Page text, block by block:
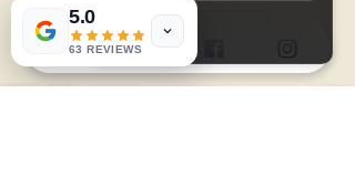
Laisser un avis
5.0
63 REVIEWS
Installed Apps:
• Aura Suite